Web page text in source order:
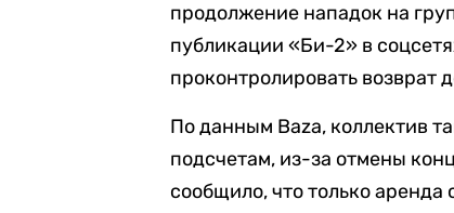
продолжение нападок на
публикации «Би-2» в
проконтролировать возврат
По данным Baza, коллектив
подсчетам, из-за отмены
сообщило, что только